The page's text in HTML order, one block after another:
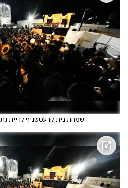
שמחת בית קרעטשניף קריית גת